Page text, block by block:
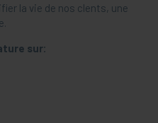
la vie de nos clents, une
sur: